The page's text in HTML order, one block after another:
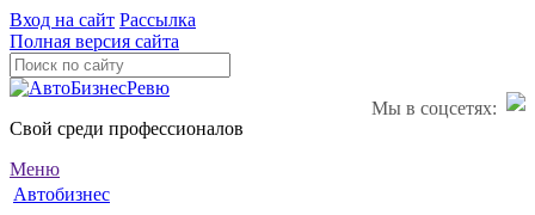
Вход на сайт Рассылка
Полная версия сайта
Мы в соцсетях:
Свой среди профессионалов
Меню
Автобизнес